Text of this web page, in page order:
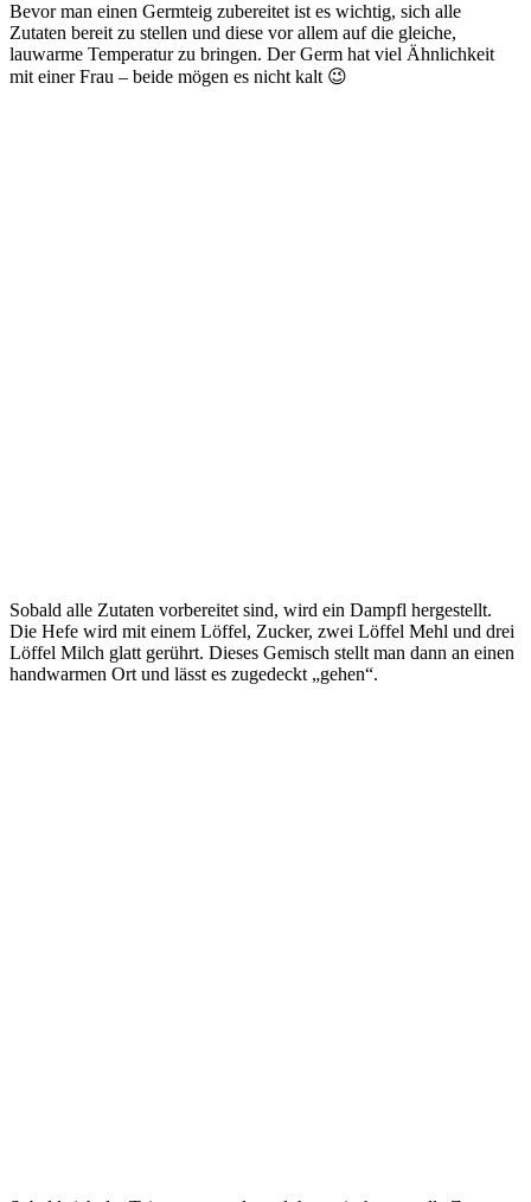
Bevor man einen Germteig zubereitet ist es wichtig, sich alle
Zutaten bereit zu stellen und diese vor allem auf die gleiche,
lauwarme Temperatur zu bringen. Der Germ hat viel Ähnlichkeit
mit einer Frau – beide mögen es nicht kalt 😉
Sobald alle Zutaten vorbereitet sind, wird ein Dampfl hergestellt.
Die Hefe wird mit einem Löffel, Zucker, zwei Löffel Mehl und drei
Löffel Milch glatt gerührt. Dieses Gemisch stellt man dann an einen
handwarmen Ort und lässt es zugedeckt „gehen“.